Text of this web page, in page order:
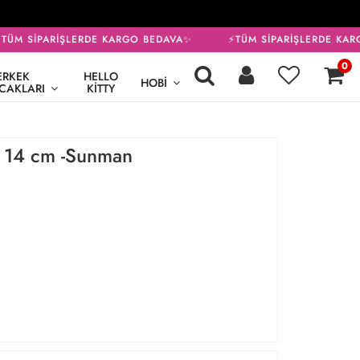
SİPARİŞLERDE KARGO BEDAVA✨ ⚡TÜM SİPARİŞLERDE
HELLO
KITTY HOBI
0
cm -Sunman